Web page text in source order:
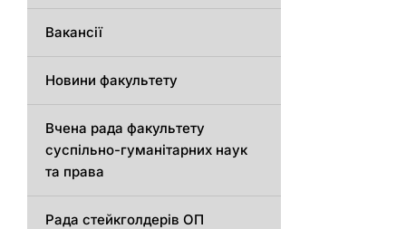
Вакансії
Новини факультету
Вчена рада факультету
суспільно-гуманітарних наук
та права
Рада стейкголдерів ОП